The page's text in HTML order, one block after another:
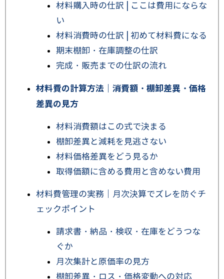
材料購入時の仕訳 | ここは費用にならな
い
材料消費時の仕訳 | 初めて材料費になる
期末棚卸・在庫調整の仕訳
完成・販売までの仕訳の流れ
材料費の計算方法｜消費額・棚卸差異・価格
差異の見方
材料消費額はこの式で決まる
棚卸差異と減耗を見逃さない
材料価格差異をどう見るか
取得価額に含める費用と含めない費用
材料費管理の実務｜月次決算でズレを防ぐチ
ェックポイント
請求書・納品・検収・在庫をどうつな
ぐか
月次集計と原価率の見方
棚卸差異・ロス・価格変動への対応